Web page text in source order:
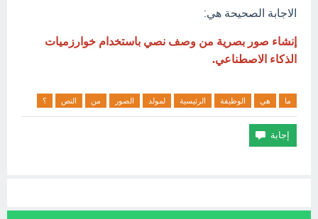
الاجابة الصحيحة هي:
إنشاء صور بصرية من وصف نصي باستخدام خوارزميات
الذكاء الاصطناعي.
ما هي الوظيفة الرئيسية لمولد الصور من النص ؟